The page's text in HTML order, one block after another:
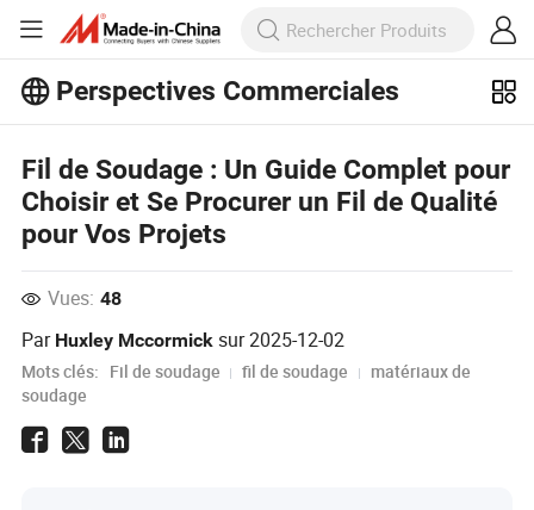
Perspectives Commerciales
sur Perspectives Commerciales !
Voir Plus
Fil de Soudage : Un Guide Complet pour
Choisir et Se Procurer un Fil de Qualité
pour Vos Projets
Vues: 48
Par Huxley Mccormick sur2025-12-02
Mots clés: Fil de soudage fil de soudage
matériaux de
soudage